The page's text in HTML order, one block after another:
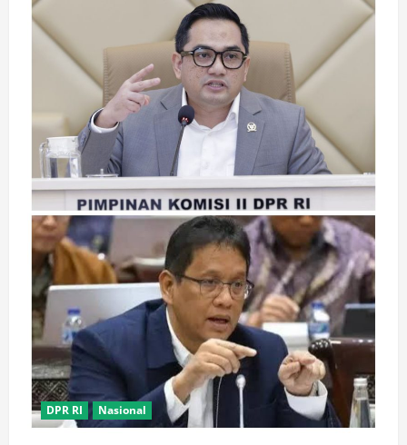
DPR RI Nasional